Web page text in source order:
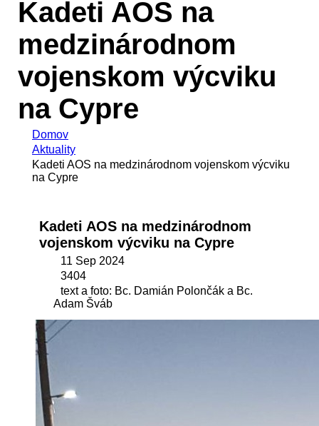
Kadeti AOS na
medzinárodnom
vojenskom výcviku
na Cypre
Domov
Aktuality
Kadeti AOS na medzinárodnom vojenskom výcviku
na Cypre
Kadeti AOS na medzinárodnom
vojenskom výcviku na Cypre
11 Sep 2024
3404
text a foto: Bc. Damián Polončák a Bc.
Adam Šváb